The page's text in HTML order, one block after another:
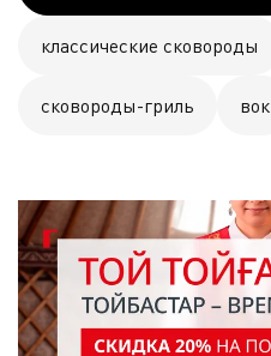
классические сковороды
сковороды-гриль вок